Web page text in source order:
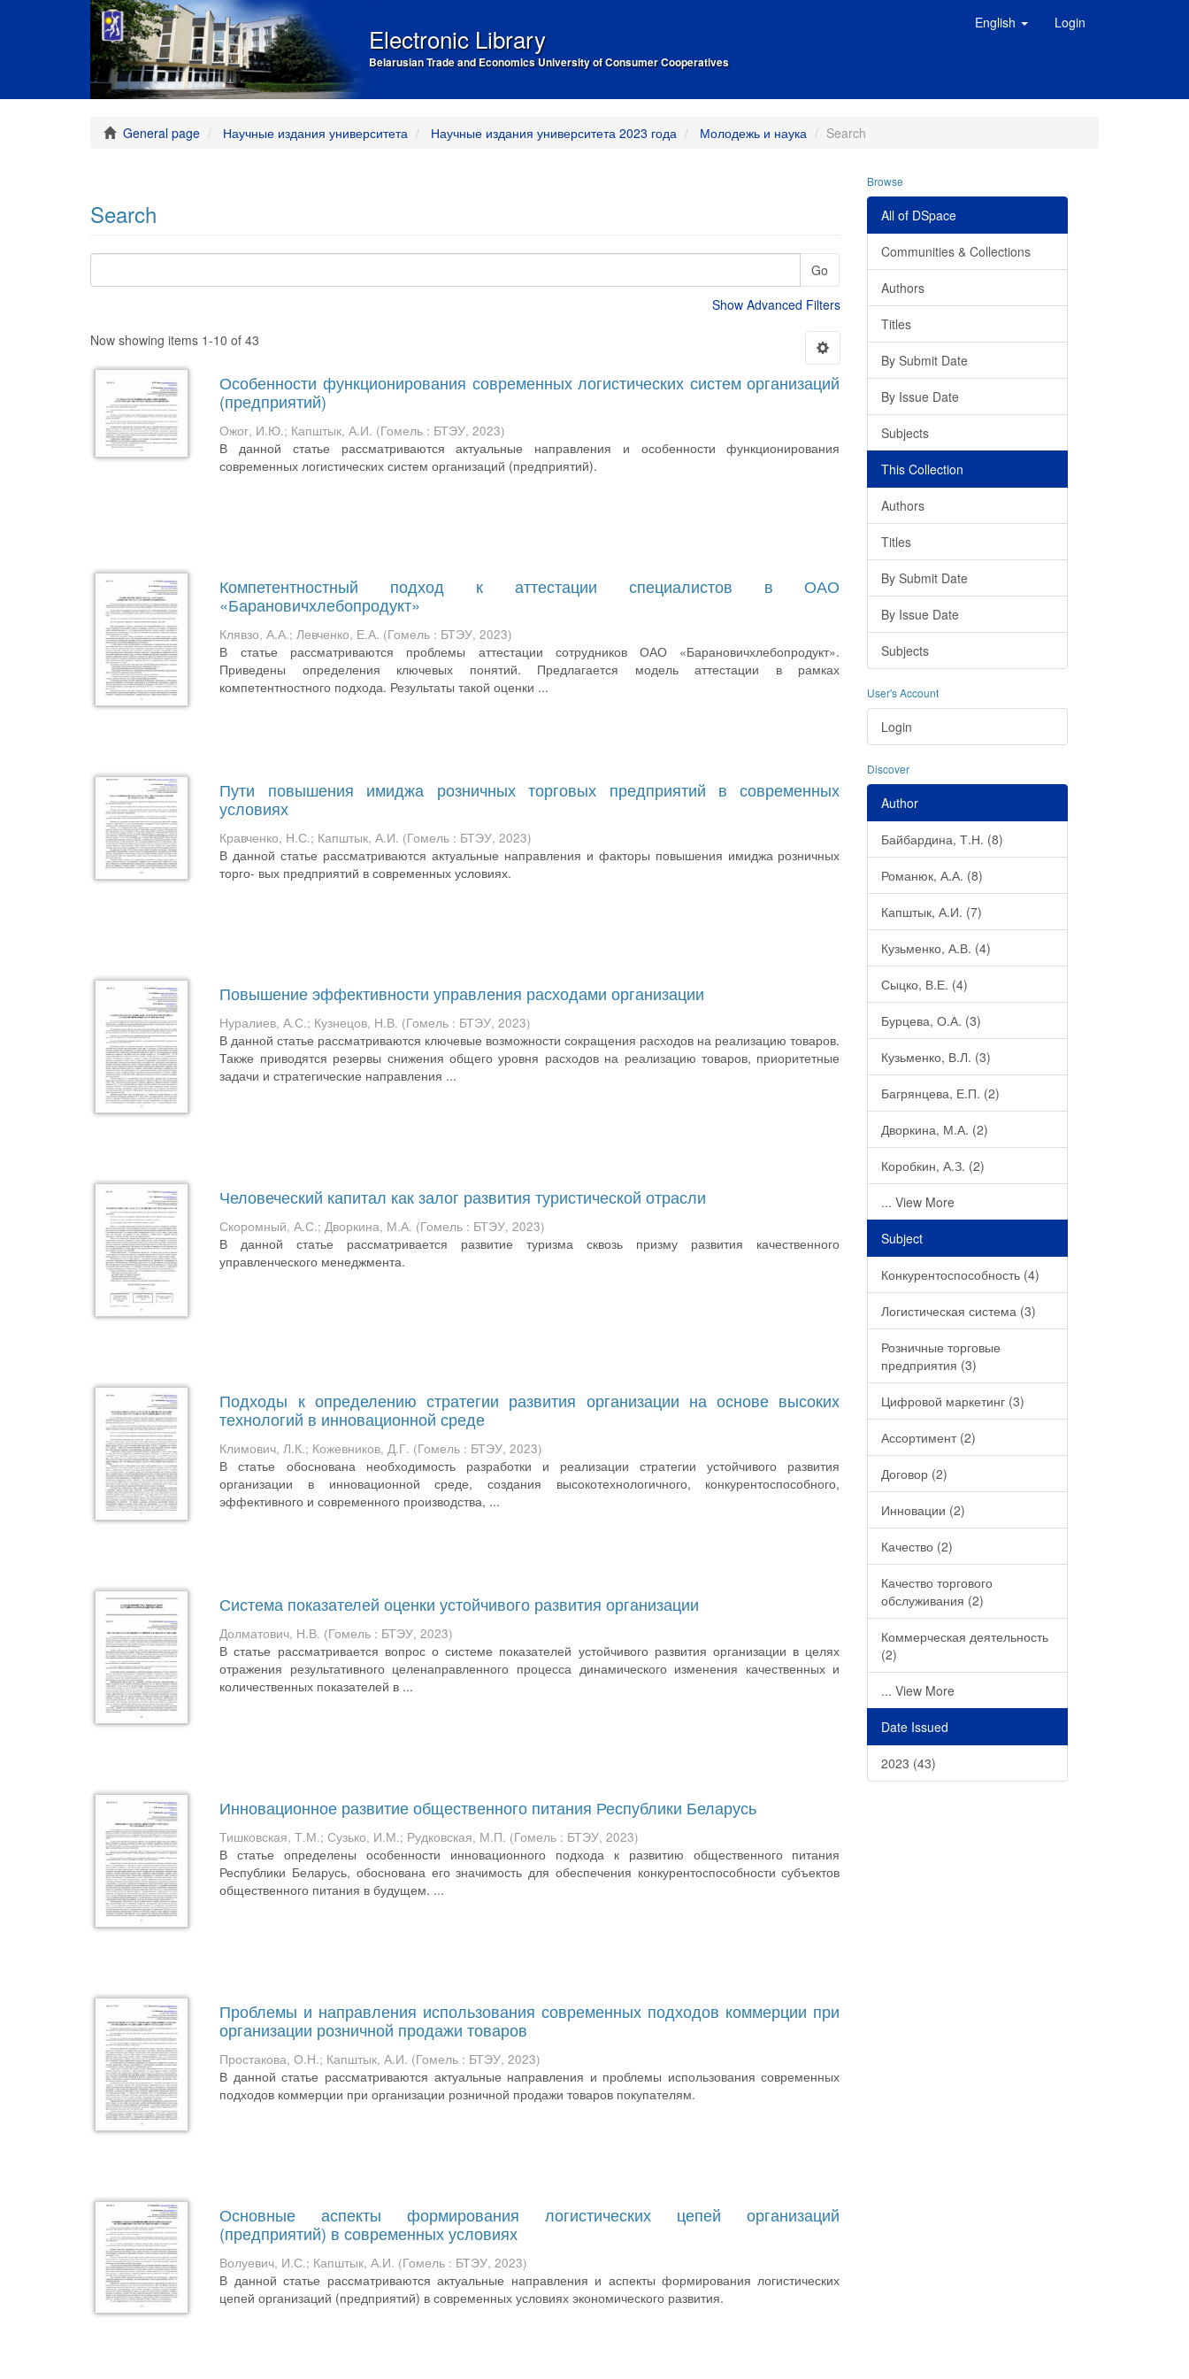
Electronic Library
Belarusian Trade and Economics University of Consumer Cooperatives
English Login
General page Научные издания университета Научные издания университета 2023 года Молодежь и наука Search
Search
Go
Show Advanced Filters
Now showing items 1-10 of 43
Особенности функционирования современных логистических систем организаций
(предприятий)
Ожог, И.Ю.; Капштык, А.И. (Гомель : БТЭУ,2023)
В данной статье рассматриваются актуальные направления и особенности функционирования
современных логистических систем организаций (предприятий).
Компетентностный подход к аттестации специалистов в ОАО
«Барановичхлебопродукт»
Клявзо, А.А.;Левченко, Е.А. (Гомель : БТЭУ,2023)
В статье рассматриваются проблемы аттестации сотрудников ОАО «Барановичхлебопродукт».
Приведены определения ключевых понятий. Предлагается модель аттестации в рамках
компетентностного подхода. Результаты такой оценки ...
Пути повышения имиджа розничных торговых предприятий в современных
условиях
Кравченко, Н.С.; Капштык, А.И. (Гомель : БТЭУ,2023)
В данной статье рассматриваются актуальные направления и факторы повышения имиджа розничных
торго- вых предприятий в современных условиях.
Повышение эффективности управления расходами организации
Нуралиев, А.С.; Кузнецов, Н.В. (Гомель : БТЭУ,2023)
В данной статье рассматриваются ключевые возможности сокращения расходов на реализацию товаров.
Также приводятся резервы снижения общего уровня расходов на реализацию товаров, приоритетные
задачи и стратегические направления ...
Человеческий капитал как залог развития туристической отрасли
Скоромный, А.С.;Дворкина, М.А. (Гомель : БТЭУ,2023)
В данной статье рассматривается развитие туризма сквозь призму развития качественного
управленческого менеджмента.
Подходы к определению стратегии развития организации на основе высоких
технологий в инновационной среде
Климович, Л.К.; Кожевников, Д.Г. (Гомель : БТЭУ,2023)
В статье обоснована необходимость разработки и реализации стратегии устойчивого развития
организации в инновационной среде, создания высокотехнологичного, конкурентоспособного,
эффективного и современного производства, ...
Система показателей оценки устойчивого развития организации
Долматович, Н.В. (Гомель : БТЭУ,2023)
В статье рассматривается вопрос о системе показателей устойчивого развития организации в целях
отражения результативного целенаправленного процесса динамического изменения качественных и
количественных показателей в ...
Инновационное развитие общественного питания Республики Беларусь
Тишковская, Т.М.;Сузько, И.М.; Рудковская, М.П. (Гомель : БТЭУ,2023)
В статье определены особенности инновационного подхода к развитию общественного питания
Республики Беларусь, обоснована его значимость для обеспечения конкурентоспособности субъектов
общественного питания в будущем. ...
Проблемы и направления использования современных подходов коммерции при
организации розничной продажи товаров
Простакова, О.Н.; Капштык, А.И. (Гомель : БТЭУ,2023)
В данной статье рассматриваются актуальные направления и проблемы использования современных
подходов коммерции при организации розничной продажи товаров покупателям.
Основные аспекты формирования логистических цепей организаций
(предприятий) в современных условиях
Волуевич, И.С.; Капштык, А.И. (Гомель : БТЭУ,2023)
В данной статье рассматриваются актуальные направления и аспекты формирования логистических
цепей организаций (предприятий) в современных условиях экономического развития.
Browse
All of DSpace
Communities & Collections
Authors
Titles
By Submit Date
By Issue Date
Subjects
This Collection
Authors
Titles
By Submit Date
By Issue Date
Subjects
User's Account
Login
Discover
Author
Байбардина, Т.Н. (8)
Романюк, А.А. (8)
Капштык, А.И. (7)
Кузьменко, А.В. (4)
Сыцко, В.Е. (4)
Бурцева, О.А. (3)
Кузьменко, В.Л. (3)
Багрянцева, Е.П. (2)
Дворкина, М.А. (2)
Коробкин, А.З. (2)
... View More
Subject
Конкурентоспособность (4)
Логистическая система (3)
Розничные торговые
предприятия (3)
Цифровой маркетинг (3)
Ассортимент (2)
Договор (2)
Инновации (2)
Качество (2)
Качество торгового
обслуживания (2)
Коммерческая деятельность
(2)
... View More
Date Issued
2023 (43)